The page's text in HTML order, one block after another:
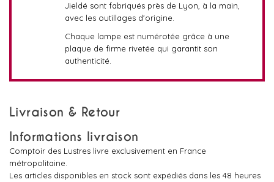
Jieldé sont fabriqués près de Lyon, à la main,
avec les outillages d'origine.
Chaque lampe est numérotée grâce à une
plaque de firme rivetée qui garantit son
authenticité.
Livraison & Retour
Informations livraison
Comptoir des Lustres livre exclusivement en France
métropolitaine.
Les articles disponibles en stock sont expédiés dans les 48 heures